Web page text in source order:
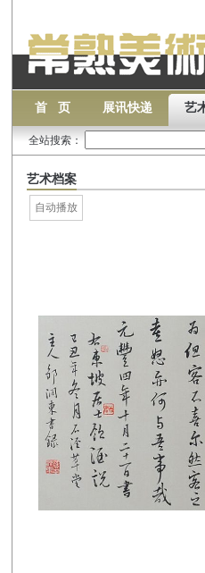
首 页 展讯快递 艺
全站搜索：
艺术档案
自动播放